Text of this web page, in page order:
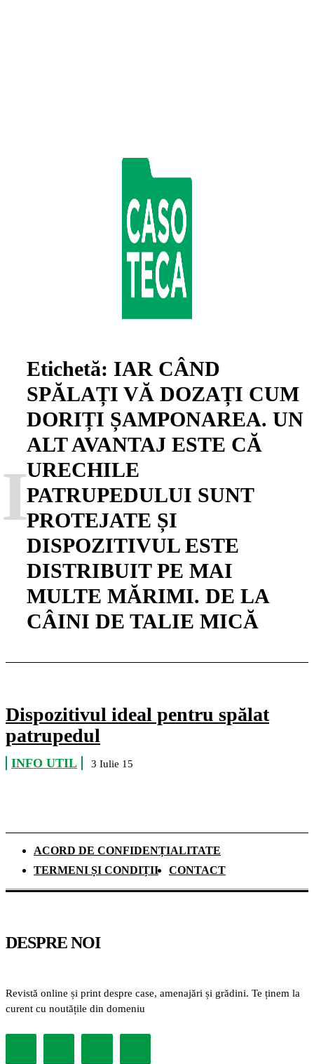
Etichetă: IAR CÂND
SPĂLAȚI VĂ DOZAȚI CUM
DORIȚI ȘAMPONAREA. UN
ALT AVANTAJ ESTE CĂ
URECHILE
PATRUPEDULUI SUNT
PROTEJATE ȘI
DISPOZITIVUL ESTE
DISTRIBUIT PE MAI
MULTE MĂRIMI. DE LA
CÂINI DE TALIE MICĂ
I
Dispozitivul ideal pentru spălat
patrupedul
INFO UTIL 3 Iulie 15
ACORD DE CONFIDENȚIALITATE
TERMENI ȘI CONDIȚII
CONTACT
DESPRE NOI
Revistă online și print despre case, amenajări și grădini. Te ținem la
curent cu noutățile din domeniu